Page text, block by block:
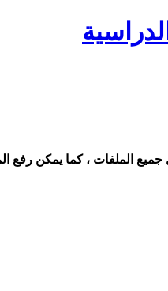
الملفات ، كما يمكن رفع